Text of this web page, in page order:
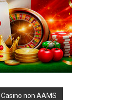
Casino non AAMS